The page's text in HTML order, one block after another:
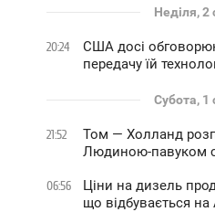
Неділя, 2
20:24
США досі
передачу їй
Субота, 1
21:52
Том — Холланд
Людиною-павуком
06:56
Ціни на дизель
що відбувається на